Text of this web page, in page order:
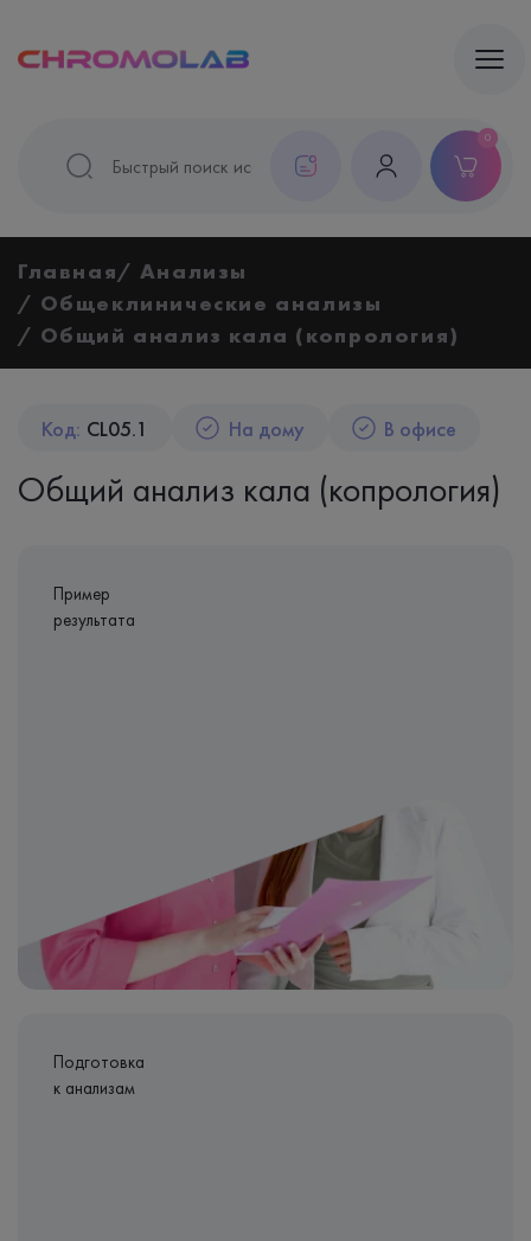
0
Главная
Анализы
Общеклинические анализы
Общий анализ кала (копрология)
Код: CL05.1 На дому В офисе
Общий анализ кала (копрология)
Пример
результата
Подготовка
к анализам